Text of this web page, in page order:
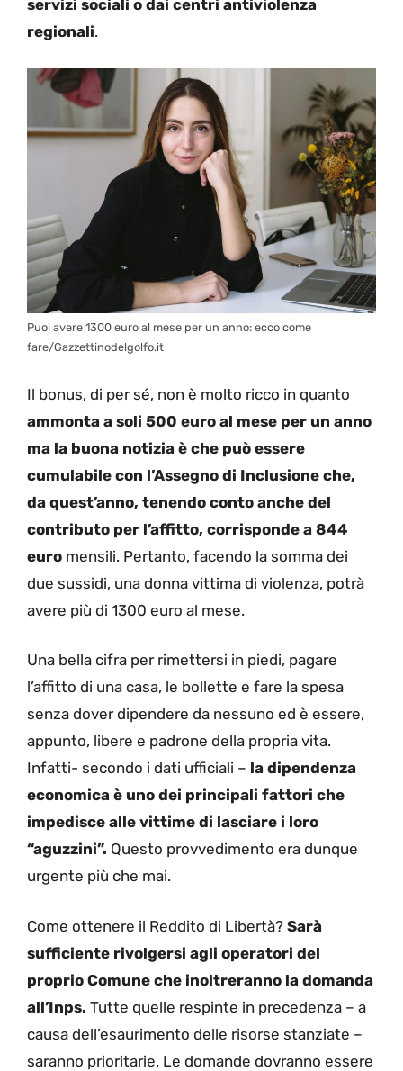
servizi sociali o dai centri antiviolenza
regionali.
Puoi avere 1300 euro al mese per un anno: ecco come
fare/Gazzettinodelgolfo.it
Il bonus, di per sé, non è molto ricco in quanto
ammonta a soli 500 euro al mese per un anno
ma la buona notizia è che può essere
cumulabile con l’Assegno di Inclusione che,
da quest’anno, tenendo conto anche del
contributo per l’affitto, corrisponde a 844
euro mensili. Pertanto, facendo la somma dei
due sussidi, una donna vittima di violenza, potrà
avere più di 1300 euro al mese.
Una bella cifra per rimettersi in piedi, pagare
l’affitto di una casa, le bollette e fare la spesa
senza dover dipendere da nessuno ed è essere,
appunto, libere e padrone della propria vita.
Infatti- secondo i dati ufficiali – la dipendenza
economica è uno dei principali fattori che
impedisce alle vittime di lasciare i loro
“aguzzini”. Questo provvedimento era dunque
urgente più che mai.
Come ottenere il Reddito di Libertà? Sarà
sufficiente rivolgersi agli operatori del
proprio Comune che inoltreranno la domanda
all’Inps. Tutte quelle respinte in precedenza – a
causa dell’esaurimento delle risorse stanziate –
saranno prioritarie. Le domande dovranno essere